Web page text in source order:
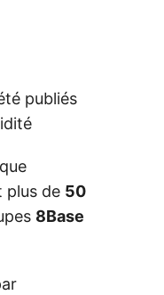
publiés
plus de 50
8Base